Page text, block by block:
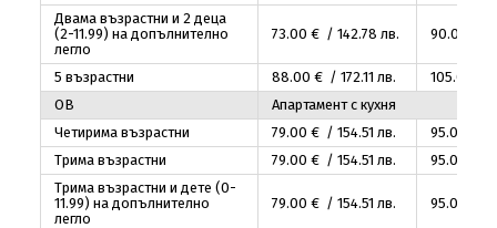
Двама възрастни и 2 деца
(2-11.99) на допълнително
легло
73.00 € / 142.78 лв. 90.00
5 възрастни 88.00 € / 172.11 лв. 105.00
OB
Апартамент с кухня
Четирима възрастни
79.00 € / 154.51 лв. 95.00
Трима възрастни
79.00 € / 154.51 лв. 95.00
Трима възрастни и дете (0-
11.99) на допълнително
легло
79.00 € / 154.51 лв. 95.00